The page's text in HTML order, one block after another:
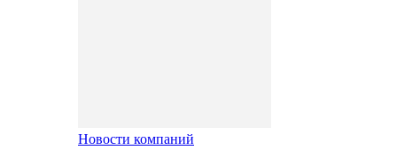
Новости компаний